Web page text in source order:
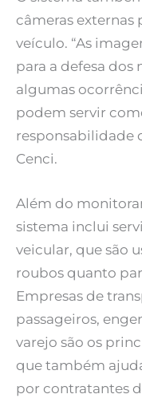
câmeras
veículo. “As
para a defesa dos
algumas
podem servir
responsabilidade
Cenci.
Além do
sistema inclui
veicular, que são
roubos quanto
Empresas de
passageiros,
varejo são os
que também
por contratantes